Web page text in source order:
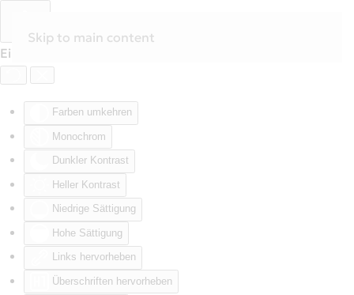
Eingabehilfen öffnen
Farben umkehren
Monochrom
Dunkler Kontrast
Heller Kontrast
Niedrige Sättigung
Hohe Sättigung
Links hervorheben
Überschriften hervorheben
Skip to main content